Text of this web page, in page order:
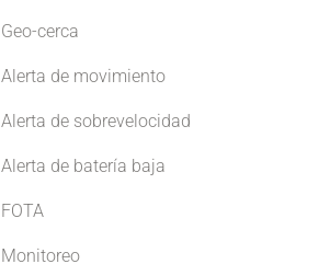
Geo-cerca
Alerta de movimiento
Alerta de sobrevelocidad
Alerta de batería baja
FOTA
Monitoreo